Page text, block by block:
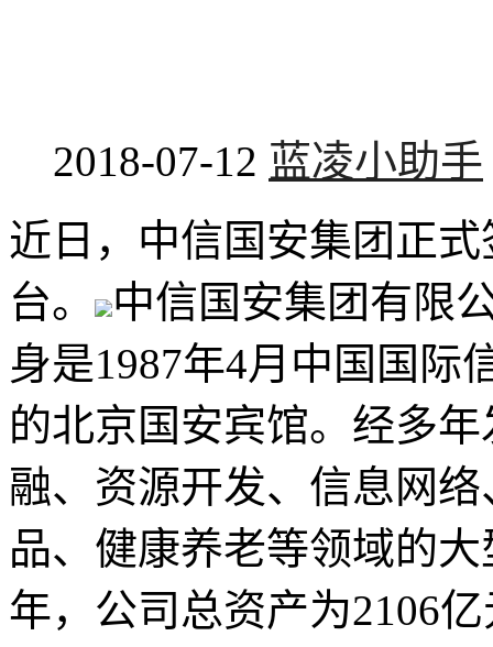
2018-07-12 蓝凌小助手
近日，中信国安集团正
台。
中信国安集团有限
身是1987年4月中国国际
的北京国安宾馆。经多
融、资源开发、信息网
品、健康养老等领域的
年，公司总资产为2106